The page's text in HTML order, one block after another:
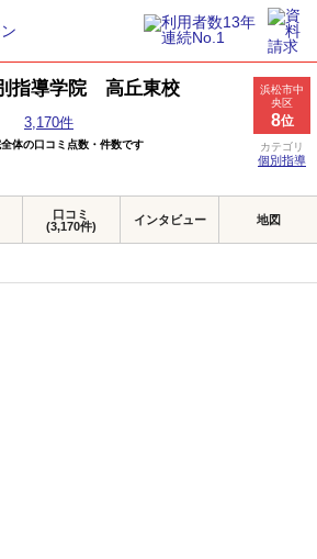
指導学院 高丘東校
3,170件
体の口コミ点数・件数です
浜松市中
央区
8位
カテゴリ
個別指導
口コミ
(3,170件)
インタビュー 地図